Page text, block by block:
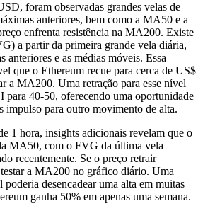
foram observadas grandes velas de
anteriores, bem como a MA50 e a
enfrenta resistência na MA200. Existe
a partir da primeira grande vela diária,
anteriores e as médias móveis. Essa
que o Ethereum recue para cerca de US$
a MA200. Uma retração para esse nível
para 40-50, oferecendo uma oportunidade
impulso para outro movimento de alta.
1 hora, insights adicionais revelam que o
MA50, com o FVG da última vela
recentemente. Se o preço retrair
a MA200 no gráfico diário. Uma
poderia desencadear uma alta em muitas
ganha 50% em apenas uma semana.